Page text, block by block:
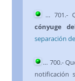
… 701.-
cónyuge
separación
… 700.-
notificación